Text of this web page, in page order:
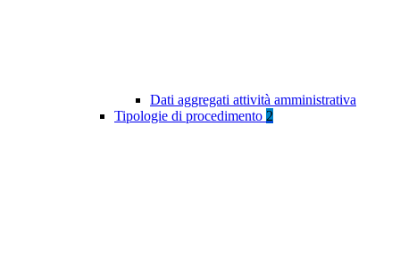
Dati aggregati attività amministrativa
Tipologie di procedimento 2